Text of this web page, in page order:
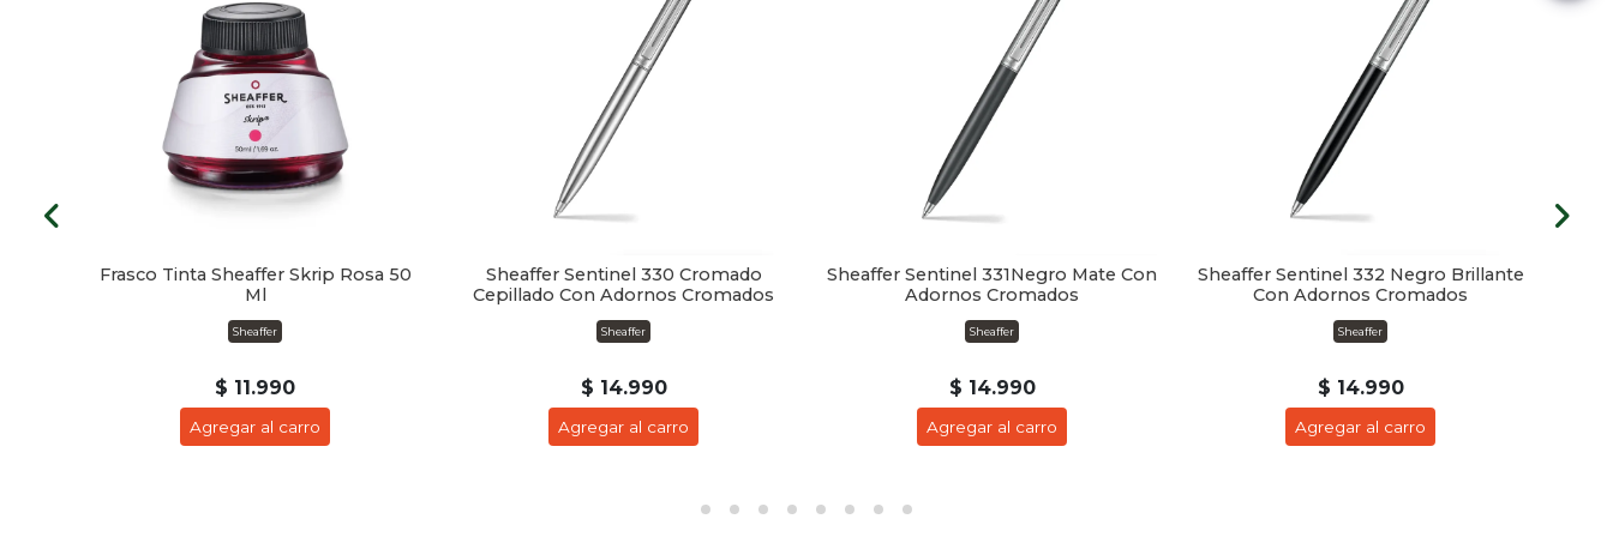
Frasco Tinta Sheaffer Skrip Rosa 50
Ml
Sheaffer
$ 11.990
Agregar al carro
Sheaffer Sentinel 330 Cromado
Cepillado Con Adornos Cromados
Sheaffer
$ 14.990
Agregar al carro
Sheaffer Sentinel 331Negro Mate Con
Adornos Cromados
Sheaffer
$ 14.990
Agregar al carro
Sheaffer Sentinel 332 Negro Brillante
Con Adornos Cromados
Sheaffer
$ 14.990
Agregar al carro